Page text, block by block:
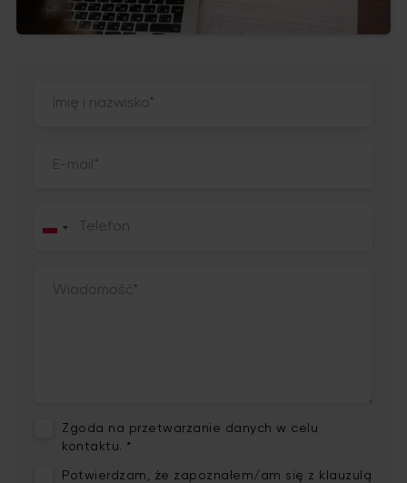
Zgoda na przetwarzanie danych w celu
kontaktu. *
Potwierdzam, że zapoznałem/am się z klauzulą